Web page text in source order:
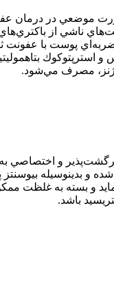
موضعي در درمان
ناشي از
پوست با عفونت
و استرپتوكوك
مصرف مي‌شود.
و اختصاصي به
و بسته به غلظت
باشد.